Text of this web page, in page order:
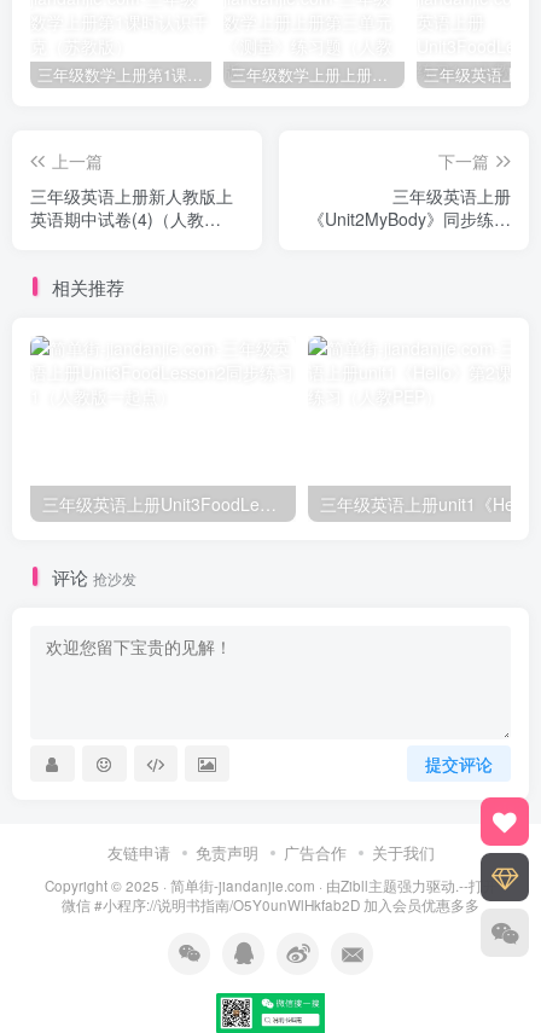
上一篇
三年级英语上册新人教版上
英语期中试卷(4)（人教
下一篇
三年级英语上册
《Unit2MyBody》同步练习
相关推荐
评论 抢沙发
提交评论
友链申请 免责声明 广告合作 关于我们
Copyright © 2025 · 简单街-jiandanjie.com · 由Zibll主题强力驱动.--打开
微信 #小程序://说明书指南/O5Y0unWlHkfab2D 加入会员优惠多多